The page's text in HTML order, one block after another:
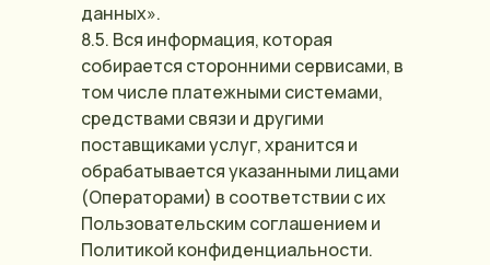
данных».
8.5. Вся информация, которая
собирается сторонними сервисами, в
том числе платежными системами,
средствами связи и другими
поставщиками услуг, хранится и
обрабатывается указанными лицами
(Операторами) в соответствии с их
Пользовательским соглашением и
Политикой конфиденциальности.
Согласие на обработку персональных данных,
собираемых метрическими программами
Политика использования файлов
Cookie ООО «ДЕЛО В МЕБЕЛИ»
Согласие на обработку
персональных данных